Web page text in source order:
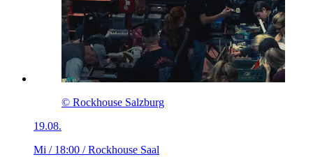
© Rockhouse Salzburg
19.08.
Mi / 18:00 / Rockhouse Saal